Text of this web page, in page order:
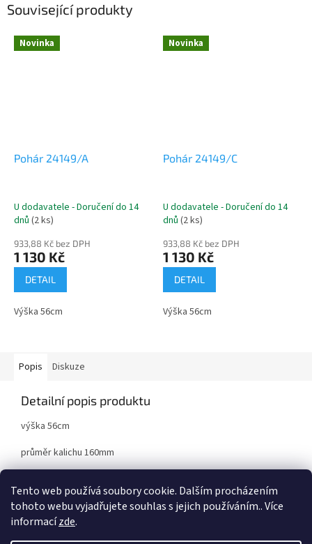
Tento web používá soubory cookie. Dalším procházením
tohoto webu vyjadřujete souhlas s jejich používáním.. Více
informacízde.
Související produkty
Novinka
Pohár 24149/A
U dodavatele - Doručení do 14
dnů (2 ks)
933,88 Kč bez DPH
1 130 Kč
DETAIL
Výška 56cm
Novinka
Pohár 24149/C
U dodavatele - Doručení do 14
dnů (2 ks)
933,88 Kč bez DPH
1 130 Kč
DETAIL
Výška 56cm
Popis Diskuze
Detailní popis produktu
výška 56cm
průměr kalichu 160mm